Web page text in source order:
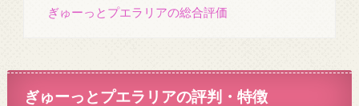
ぎゅーっとプエラリアの総合評価
ぎゅーっとプエラリアの評判・特徴